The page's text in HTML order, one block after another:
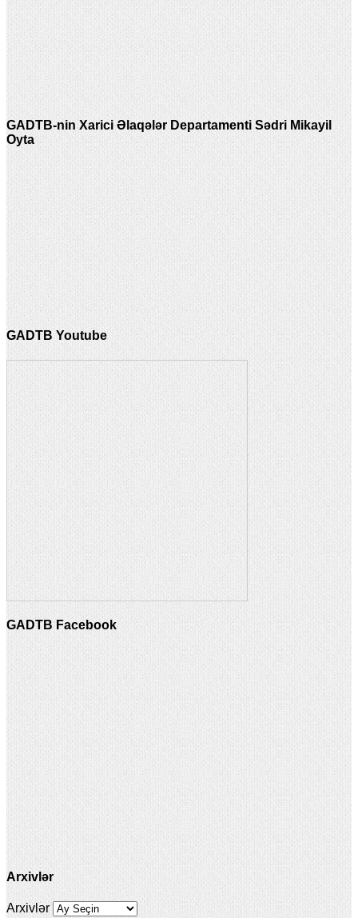
GADTB-nin Xarici Əlaqələr Departamenti Sədri Mikayil
Oyta
GADTB Youtube
GADTB Facebook
Arxivlər
Arxivlər